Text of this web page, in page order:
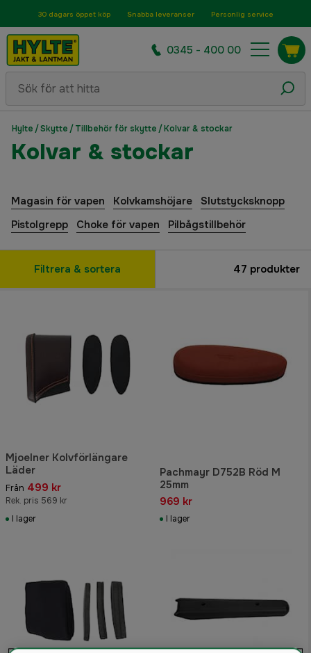
30 dagars öppet köp Snabba leveranser Personlig service
0345 - 400 00
Hylte /Skytte /Tillbehör för skytte /Kolvar & stockar
Kolvar & stockar
Magasin för vapen Kolvkamshöjare
Slutstycksknopp
Pistolgrepp
Choke för vapen Pilbågstillbehör
Filtrera & sortera 47 produkter
Mjoelner Kolvförlängare
Läder
Från 499 kr
Rek. pris 569 kr
I lager
Pachmayr D752B Röd M
25mm
969 kr
I lager